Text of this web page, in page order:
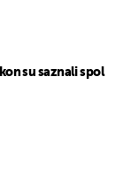
su saznali spol